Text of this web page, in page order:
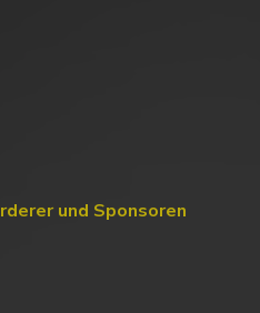
und Sponsoren